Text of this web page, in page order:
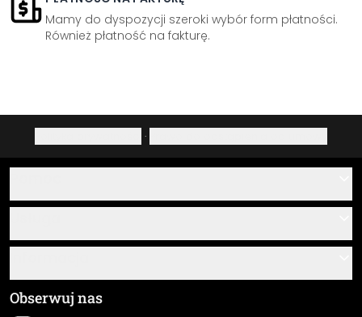
Mamy do dyspozycji szeroki wybór form płatności.
Również płatność na fakturę.
·
O nas
Przegląd materiałów
Śledzenie przesyłki
Ogólne Warunki Handlowe (OWH)
Obserwuj nas